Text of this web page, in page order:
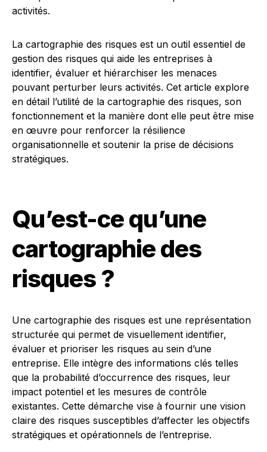
La cartographie des risques est un outil essentiel de
gestion des risques qui aide les entreprises à
identifier, évaluer et hiérarchiser les menaces
pouvant perturber leurs activités. Cet article explore
en détail l’utilité de la cartographie des risques, son
fonctionnement et la manière dont elle peut être mise
en œuvre pour renforcer la résilience
organisationnelle et soutenir la prise de décisions
stratégiques.
Qu’est-ce qu’une
cartographie des
risques ?
Une cartographie des risques est une représentation
structurée qui permet de visuellement identifier,
évaluer et prioriser les risques au sein d’une
entreprise. Elle intègre des informations clés telles
que la probabilité d’occurrence des risques, leur
impact potentiel et les mesures de contrôle
existantes. Cette démarche vise à fournir une vision
claire des risques susceptibles d’affecter les objectifs
stratégiques et opérationnels de l’entreprise.